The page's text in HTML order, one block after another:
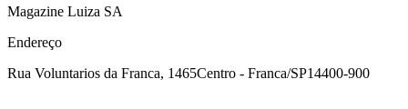
Magazine Luiza SA
Endereço
Rua Voluntarios da Franca, 1465Centro - Franca/SP14400-900